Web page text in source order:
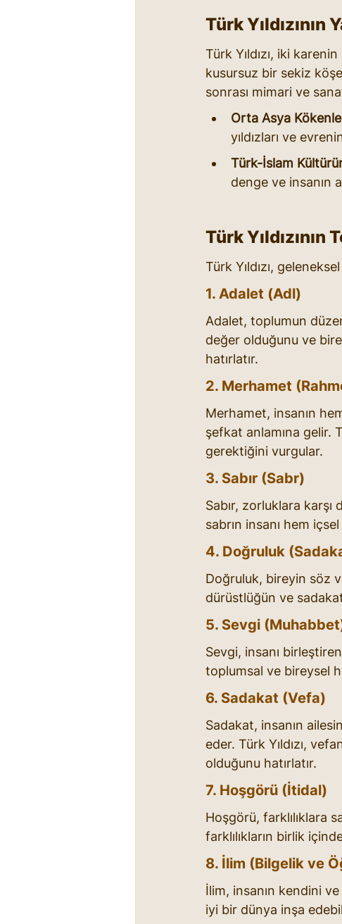
Türk Yıldızının
Türk Yıldızı, iki
kusursuz bir sekiz
sonrası mimari ve
Orta Asya
yıldızları ve
Türk-İslam
denge ve insanın
Türk
Türk Yıldızı,
1. Adalet (Adl)
Adalet, toplumun
değer olduğunu ve
hatırlatır.
2. Merhamet
Merhamet, insanın
şefkat anlamına gelir.
gerektiğini vurgular.
3. Sabır (Sabr)
Sabır, zorluklara karşı
sabrın insanı hem
4. Doğruluk
Doğruluk, bireyin söz
dürüstlüğün ve
5. Sevgi
Sevgi, insanı
toplumsal ve bireysel
6. Sadakat (Vefa)
Sadakat, insanın
eder. Türk Yıldızı,
olduğunu hatırlatır.
7. Hoşgörü (İtidal)
Hoşgörü, farklılıklara
farklılıkların birlik
8. İlim (Bilgelik ve
İlim, insanın kendini ve
iyi bir dünya inşa